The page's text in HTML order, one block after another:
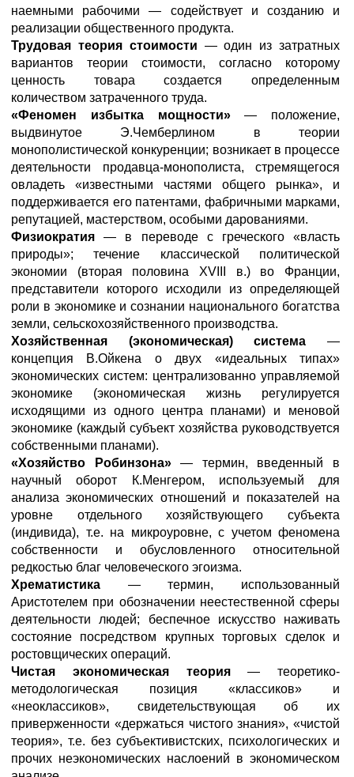
наемными рабочими — содействует и созданию и
реализации общественного продукта.
Трудовая теория стоимости — один из затратных
вариантов теории стоимости, согласно которому
ценность товара создается определенным
количеством затраченного труда.
«Феномен избытка мощности»— положение,
выдвинутое Э.Чемберлином в теории
монополистической конкуренции; возникает в процессе
деятельности продавца-монополиста, стремящегося
овладеть «известными частями общего рынка», и
поддерживается его патентами, фабричными марками,
репутацией, мастерством, особыми дарованиями.
Физиократия— в переводе с греческого «власть
природы»; течение классической политической
экономии (вторая половина XVIII в.) во Франции,
представители которого исходили из определяющей
роли в экономике и сознании национального богатства
земли, сельскохозяйственного производства.
Хозяйственная (экономическая) система —
концепция В.Ойкена о двух «идеальных типах»
экономических систем: централизованно управляемой
экономике (экономическая жизнь регулируется
исходящими из одного центра планами) и меновой
экономике (каждый субъект хозяйства руководствуется
собственными планами).
«Хозяйство Робинзона»— термин, введенный в
научный оборот К.Менгером, используемый для
анализа экономических отношений и показателей на
уровне отдельного хозяйствующего субъекта
(индивида), т.е. на микроуровне, с учетом феномена
собственности и обусловленного относительной
редкостью благ человеческого эгоизма.
Хрематистика — термин, использованный
Аристотелем при обозначении неестественной сферы
деятельности людей; беспечное искусство наживать
состояние посредством крупных торговых сделок и
ростовщических операций.
Чистая экономическая теория— теоретико-
методологическая позиция «классиков» и
«неоклассиков», свидетельствующая об их
приверженности «держаться чистого знания», «чистой
теория», т.е. без субъективистских, психологических и
прочих неэкономических наслоений в экономическом